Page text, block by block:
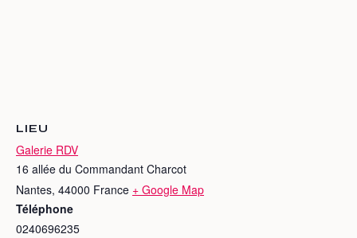
LIEU
Galerie RDV
16 allée du Commandant Charcot
Nantes, 44000 France + Google Map
Téléphone
0240696235